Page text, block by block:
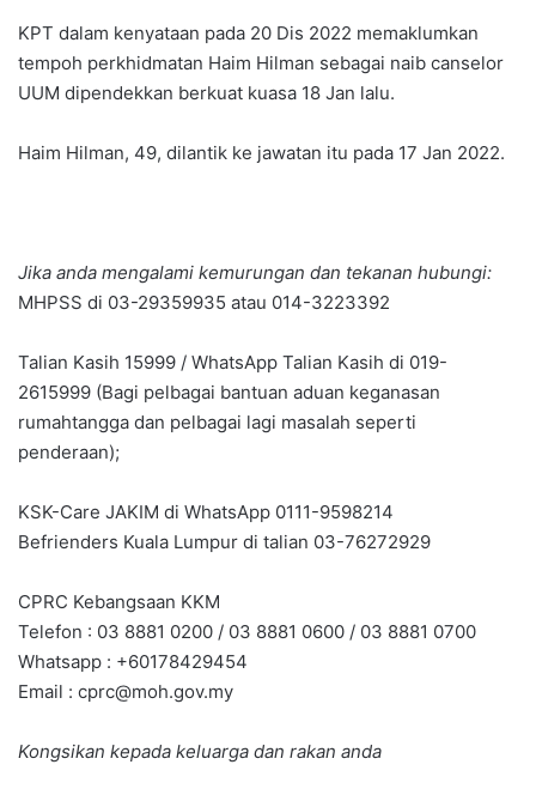
KPT dalam kenyataan pada 20 Dis 2022 memaklumkan
tempoh perkhidmatan Haim Hilman sebagai naib canselor
UUM dipendekkan berkuat kuasa 18 Jan lalu.
Haim Hilman, 49, dilantik ke jawatan itu pada 17 Jan 2022.
Jika anda mengalami kemurungan dan tekanan hubungi:
MHPSS di 03-29359935 atau 014-3223392
Talian Kasih 15999 / WhatsApp Talian Kasih di 019-
2615999 (Bagi pelbagai bantuan aduan keganasan
rumahtangga dan pelbagai lagi masalah seperti
penderaan);
KSK-Care JAKIM di WhatsApp 0111-9598214
Befrienders Kuala Lumpur di talian 03-76272929
CPRC Kebangsaan KKM
Telefon : 03 8881 0200 / 03 8881 0600 / 03 8881 0700
Whatsapp : +60178429454
Email : cprc@moh.gov.my
Kongsikan kepada keluarga dan rakan anda